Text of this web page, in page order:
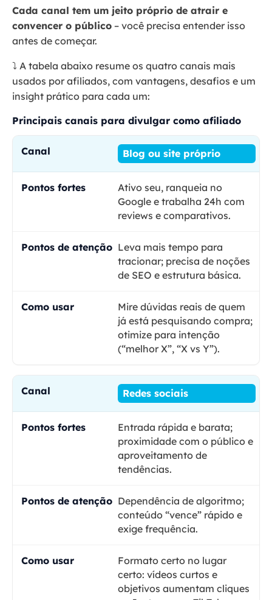
Cada canal tem um jeito próprio de atrair e
convencer o público – você precisa entender isso
antes de começar.
⤵️ A tabela abaixo resume os quatro canais mais
usados por afiliados, com vantagens, desafios e um
insight prático para cada um:
Principais canais para divulgar como afiliado
Blog ou site próprio
Ativo seu, ranqueia no
Google e trabalha 24h com
reviews e comparativos.
Leva mais tempo para
tracionar; precisa de noções
de SEO e estrutura básica.
Mire dúvidas reais de quem
já está pesquisando compra;
otimize para intenção
(“melhor X”, “X vs Y”).
Redes sociais
Entrada rápida e barata;
proximidade com o público e
aproveitamento de
tendências.
Dependência de algoritmo;
conteúdo “vence” rápido e
exige frequência.
Formato certo no lugar
certo: vídeos curtos e
objetivos aumentam cliques